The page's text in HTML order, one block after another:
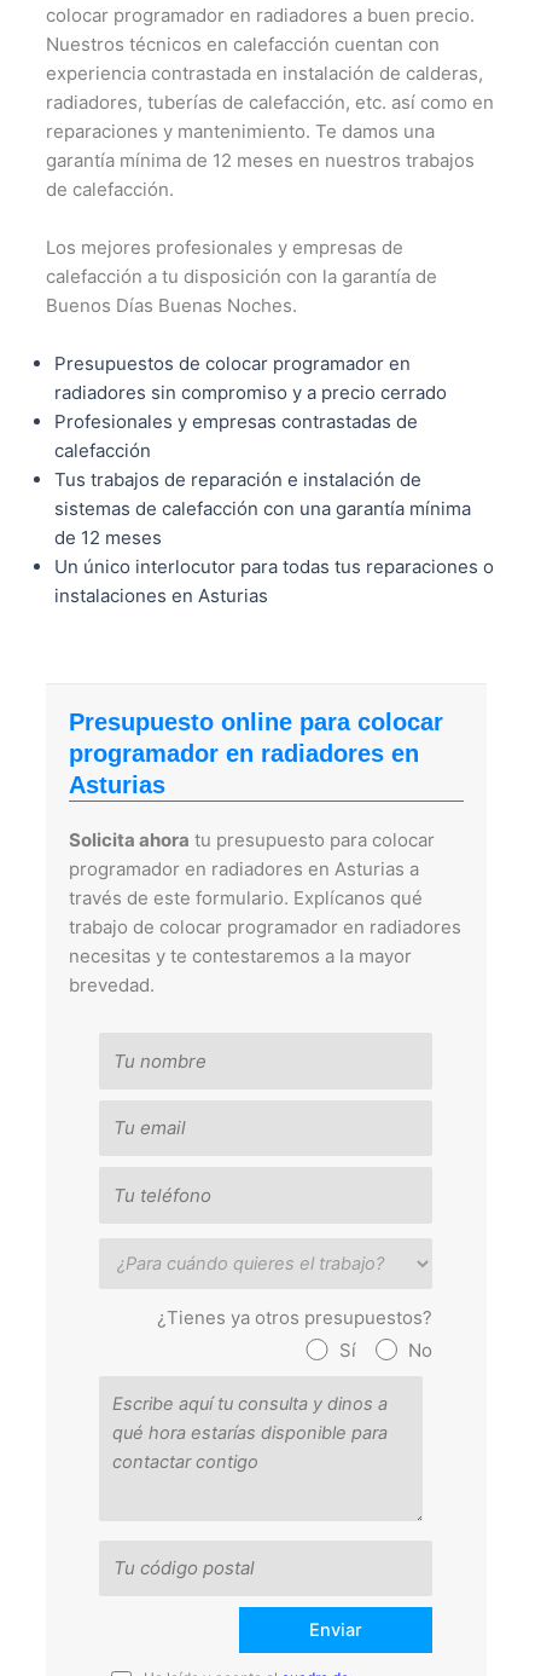
colocar programador en radiadores a buen precio.
Nuestros técnicos en calefacción cuentan con
experiencia contrastada en instalación de calderas,
radiadores, tuberías de calefacción, etc. así como en
reparaciones y mantenimiento. Te damos una
garantía mínima de 12 meses en nuestros trabajos
de calefacción.
Los mejores profesionales y empresas de
calefacción a tu disposición con la garantía de
Buenos Días Buenas Noches.
Presupuestos de colocar programador en
radiadores sin compromiso y a precio cerrado
Profesionales y empresas contrastadas de
calefacción
Tus trabajos de reparación e instalación de
sistemas de calefacción con una garantía mínima
de 12 meses
Un único interlocutor para todas tus reparaciones o
instalaciones en Asturias
Presupuesto online para colocar
programador en radiadores en
Asturias
Solicita ahora tu presupuesto para colocar
programador en radiadores en Asturias a
través de este formulario. Explícanos qué
trabajo de colocar programador en radiadores
necesitas y te contestaremos a la mayor
brevedad.
¿Tienes ya otros presupuestos?
Sí
No